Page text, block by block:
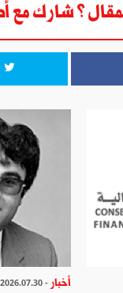
؟ شارك مع
أخبار - 2026.07.30